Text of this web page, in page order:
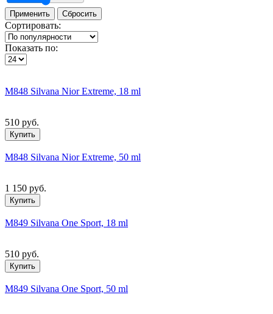
Сортировать:
Показать по:
M848 Silvana Nior Extreme, 18 ml
510 руб.
Купить
M848 Silvana Nior Extreme, 50 ml
1 150 руб.
Купить
M849 Silvana One Sport, 18 ml
510 руб.
Купить
M849 Silvana One Sport, 50 ml